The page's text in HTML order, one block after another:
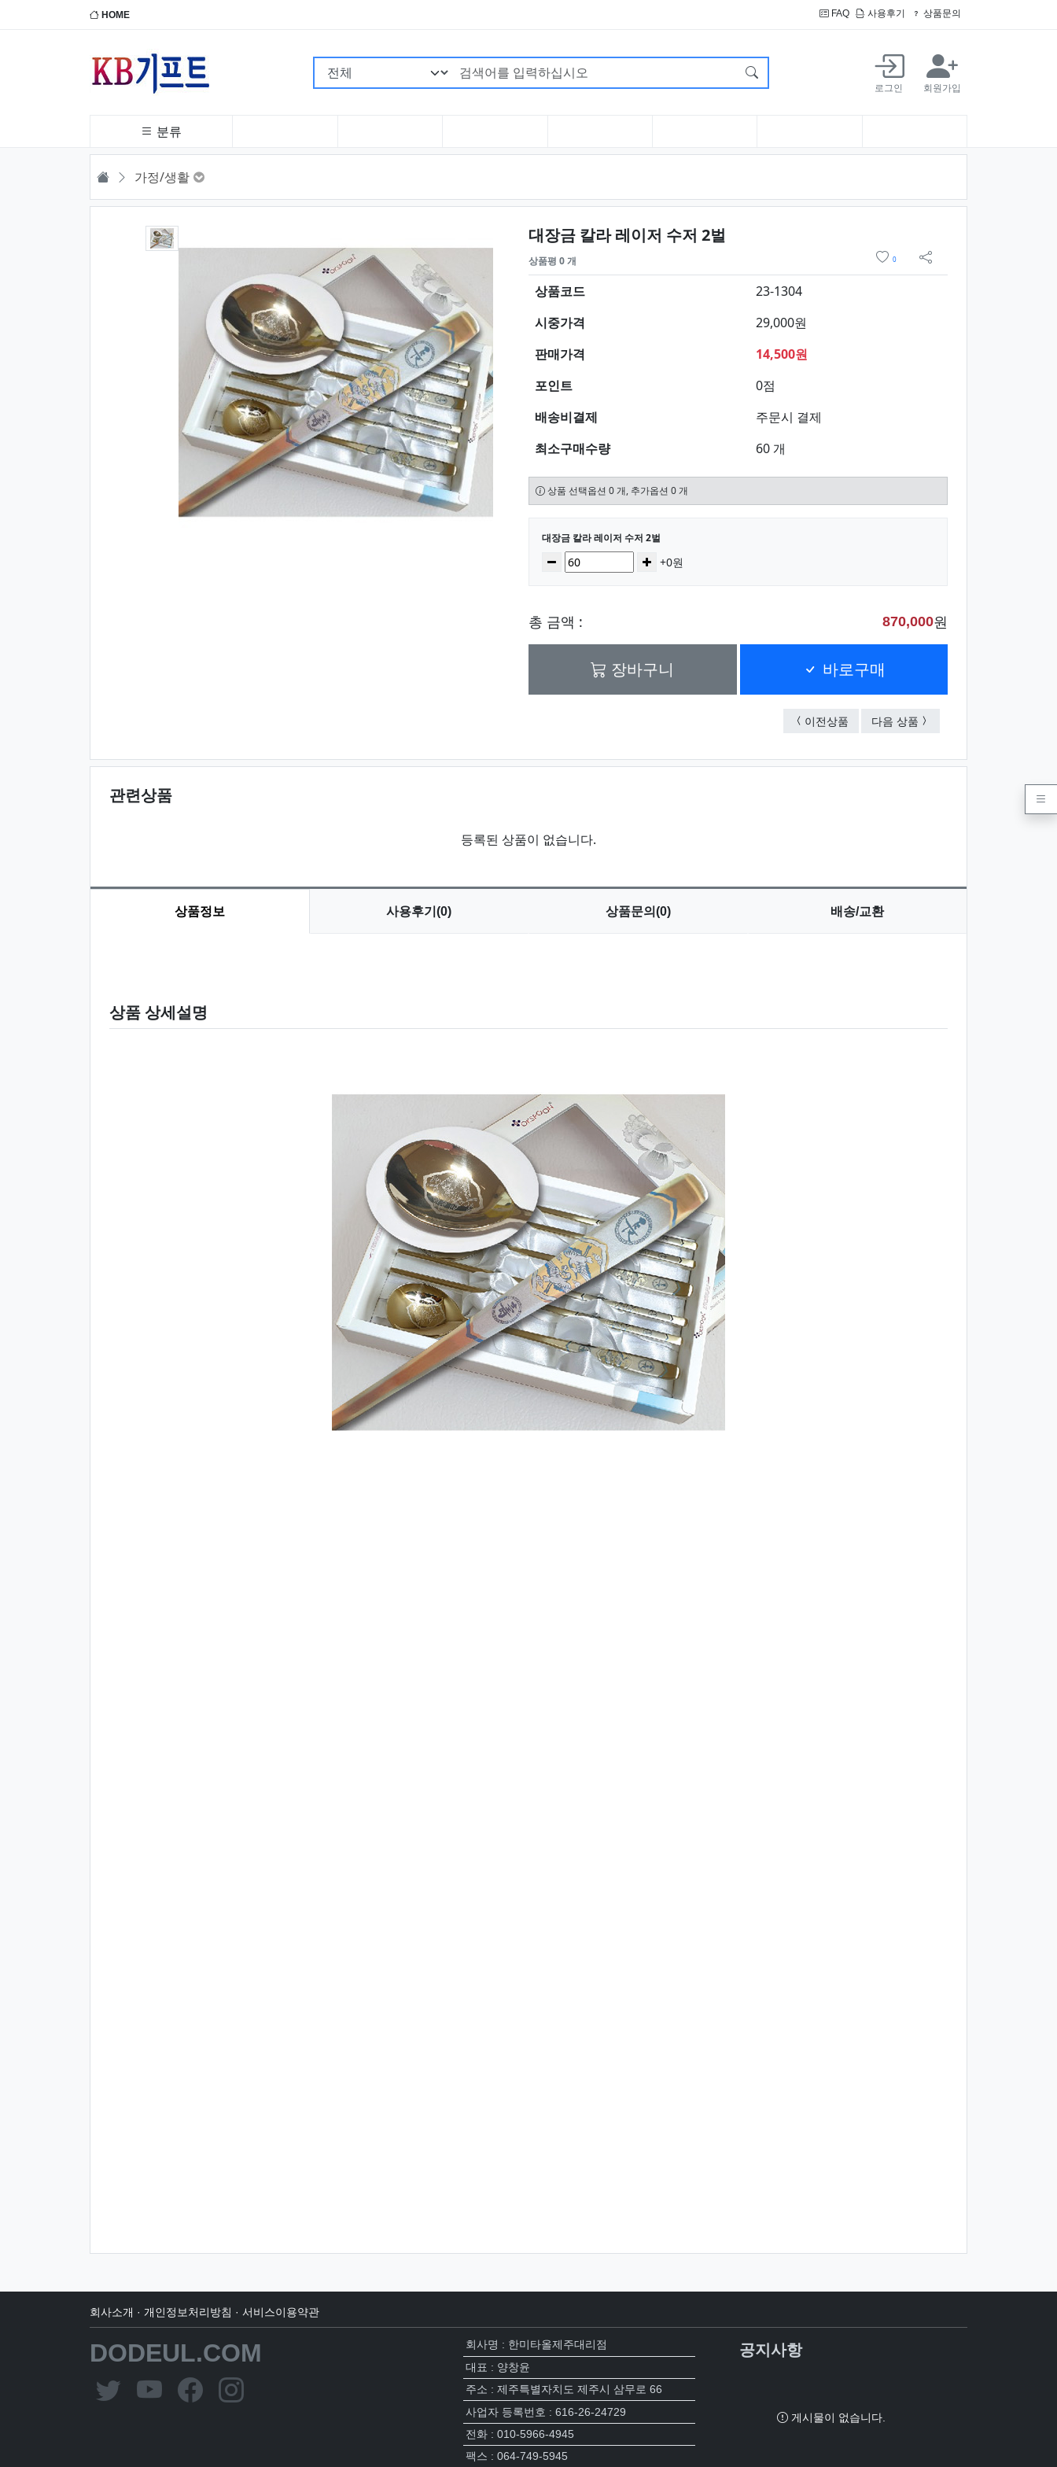
HOME FAQ 사용후기 상품문의
검색어 필수
로그인 회원가입
분류
HOME 가정/생활
대장금 칼라 레이저 수저 2벌
상품평 0 개 0
sns 공유
상품코드
23-1304
시중가격
29,000원
판매가격
14,500원
포인트
0점
배송비결제
주문시 결제
최소구매수량
60 개
상품 선택옵션 0 개, 추가옵션 0 개
선택된 옵션
대장금 칼라 레이저 수저 2벌
수량감소 증가+0원
총 금액 : 870,000원
장바구니 바로구매
이전상품 설화 칼라 레이저 수저 2벌
다음 상품 셰프라인 샤프 티타늄 수저
관련상품
등록된 상품이 없습니다.
상품정보 사용후기(0) 상품문의(0) 배송/교환
상품 상세설명
회사소개 · 개인정보처리방침 · 서비스이용약관
DODEUL.COM
회사명 : 한미타올제주대리점
대표 : 양창윤
주소 : 제주특별자치도 제주시 삼무로 66
사업자 등록번호 : 616-26-24729
전화 : 010-5966-4945
팩스 : 064-749-5945
공지사항
게시물이 없습니다.